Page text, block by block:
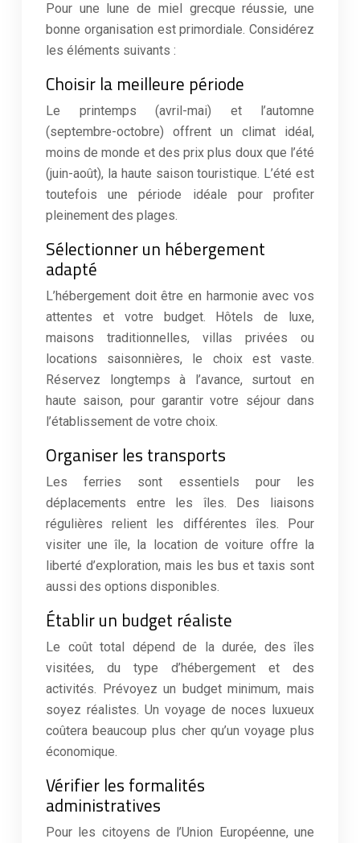
Pour une lune de miel grecque réussie, une
bonne organisation est primordiale. Considérez
les éléments suivants :
Choisir la meilleure période
Le printemps (avril-mai) et l’automne
(septembre-octobre) offrent un climat idéal,
moins de monde et des prix plus doux que l’été
(juin-août), la haute saison touristique. L’été est
toutefois une période idéale pour profiter
pleinement des plages.
Sélectionner un hébergement
adapté
L’hébergement doit être en harmonie avec vos
attentes et votre budget. Hôtels de luxe,
maisons traditionnelles, villas privées ou
locations saisonnières, le choix est vaste.
Réservez longtemps à l’avance, surtout en
haute saison, pour garantir votre séjour dans
l’établissement de votre choix.
Organiser les transports
Les ferries sont essentiels pour les
déplacements entre les îles. Des liaisons
régulières relient les différentes îles. Pour
visiter une île, la location de voiture offre la
liberté d’exploration, mais les bus et taxis sont
aussi des options disponibles.
Établir un budget réaliste
Le coût total dépend de la durée, des îles
visitées, du type d’hébergement et des
activités. Prévoyez un budget minimum, mais
soyez réalistes. Un voyage de noces luxueux
coûtera beaucoup plus cher qu’un voyage plus
économique.
Vérifier les formalités
administratives
Pour les citoyens de l’Union Européenne, une